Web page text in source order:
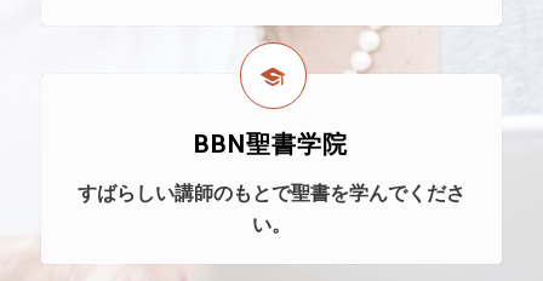
BBN聖書学院
すばらしい講師のもとで聖書を学んでくださ
い。